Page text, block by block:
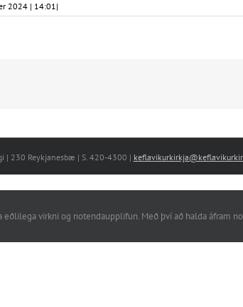
2024 | 14:01|
| 230 Reykjanesbæ | S. 420-4300 |
virkni og notendaupplifun. Með því að halda áfram